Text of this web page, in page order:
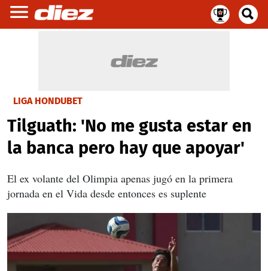
LIGA HONDUBET
Tilguath: 'No me gusta estar en
la banca pero hay que apoyar'
El ex volante del Olimpia apenas jugó en la primera
jornada en el Vida desde entonces es suplente